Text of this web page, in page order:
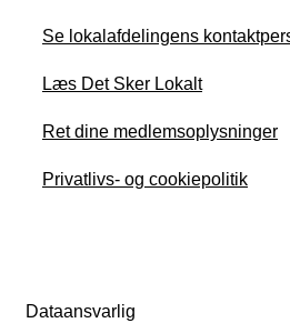
Se lokalafdelingens
Læs Det Sker Lokalt
Ret dine medlemsoplysninger
Privatlivs- og cookiepolitik
Dataansvarlig